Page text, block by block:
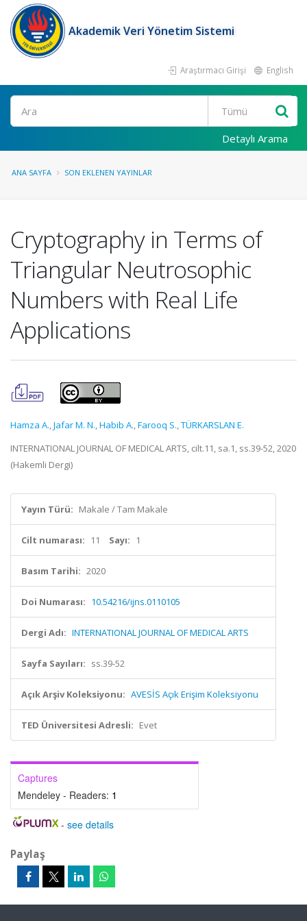
Akademik Veri Yönetim Sistemi
Araştırmacı Girişi English
Ara
Detaylı Arama
ANA SAYFA SON EKLENEN YAYINLAR
Cryptography in Terms of
Triangular Neutrosophic
Numbers with Real Life
Applications
Hamza A.,Jafar M. N.,Habib A.,Farooq S.,TÜRKARSLAN E.
INTERNATIONAL JOURNAL OF MEDICAL ARTS, cilt.11, sa.1, ss.39-52, 2020
(Hakemli Dergi)
Yayın Türü: Makale / Tam Makale
Cilt numarası: 11 Sayı: 1
Basım Tarihi: 2020
Doi Numarası: 10.54216/ijns.0110105
Dergi Adı: INTERNATIONAL JOURNAL OF MEDICAL ARTS
Sayfa Sayıları: ss.39-52
Açık Arşiv Koleksiyonu: AVESİS Açık Erişim Koleksiyonu
TED Üniversitesi Adresli: Evet
Captures
Mendeley - Readers: 1
- see details
Paylaş